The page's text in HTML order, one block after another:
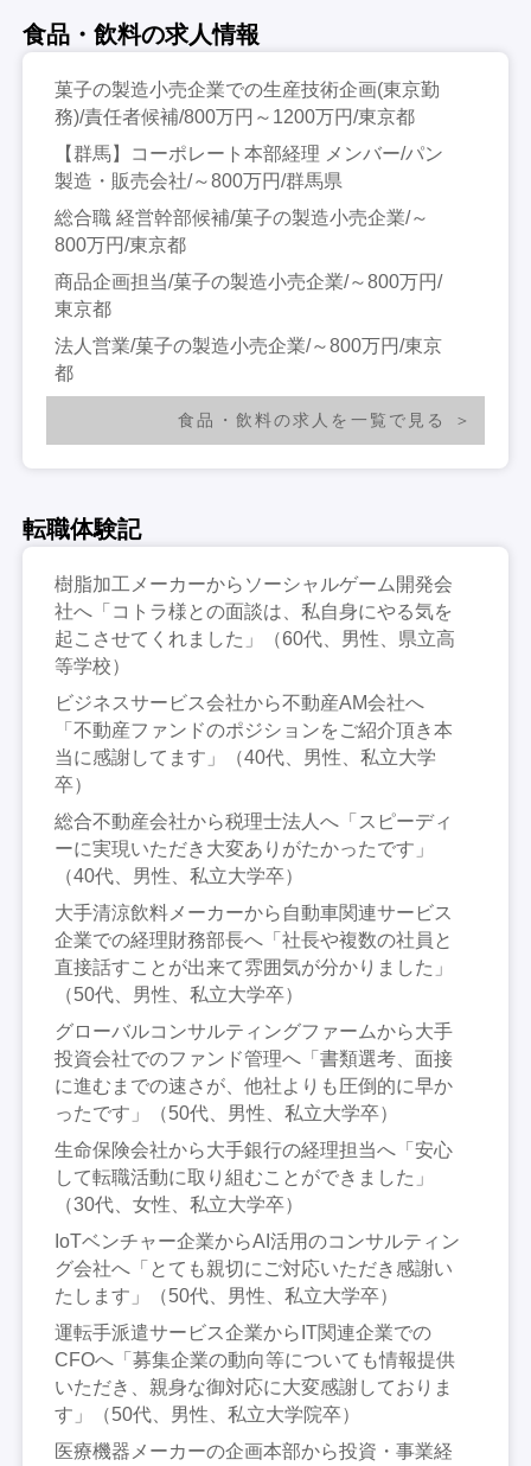
食品・飲料の求人情報
菓子の製造小売企業での生産技術企画(東京勤
務)/責任者候補/800万円～1200万円/東京都
【群馬】コーポレート本部経理 メンバー/パン
製造・販売会社/～800万円/群馬県
総合職 経営幹部候補/菓子の製造小売企業/～
800万円/東京都
商品企画担当/菓子の製造小売企業/～800万円/
東京都
法人営業/菓子の製造小売企業/～800万円/東京
都
食品・飲料の求人を一覧で見る
転職体験記
樹脂加工メーカーからソーシャルゲーム開発会
社へ「コトラ様との面談は、私自身にやる気を
起こさせてくれました」（60代、男性、県立高
等学校）
ビジネスサービス会社から不動産AM会社へ
「不動産ファンドのポジションをご紹介頂き本
当に感謝してます」（40代、男性、私立大学
卒）
総合不動産会社から税理士法人へ「スピーディ
ーに実現いただき大変ありがたかったです」
（40代、男性、私立大学卒）
大手清涼飲料メーカーから自動車関連サービス
企業での経理財務部長へ「社長や複数の社員と
直接話すことが出来て雰囲気が分かりました」
（50代、男性、私立大学卒）
グローバルコンサルティングファームから大手
投資会社でのファンド管理へ「書類選考、面接
に進むまでの速さが、他社よりも圧倒的に早か
ったです」（50代、男性、私立大学卒）
生命保険会社から大手銀行の経理担当へ「安心
して転職活動に取り組むことができました」
（30代、女性、私立大学卒）
IoTベンチャー企業からAI活用のコンサルティン
グ会社へ「とても親切にご対応いただき感謝い
たします」（50代、男性、私立大学卒）
運転手派遣サービス企業からIT関連企業での
CFOへ「募集企業の動向等についても情報提供
いただき、親身な御対応に大変感謝しておりま
す」（50代、男性、私立大学院卒）
医療機器メーカーの企画本部から投資・事業経